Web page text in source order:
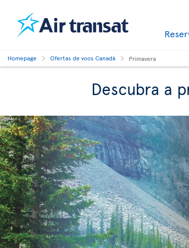
Homepage Ofertas de voos Canadá Primavera
Descubra a